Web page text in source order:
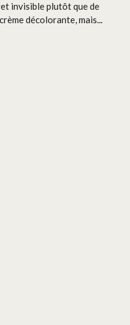
invisible plutôt que de
décolorante, mais...